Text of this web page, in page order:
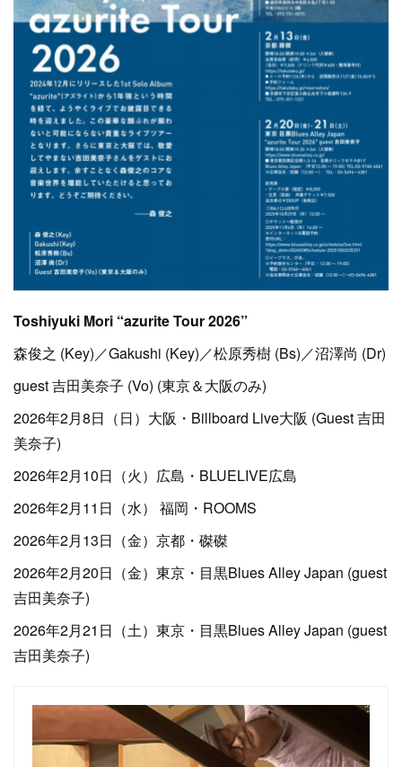
Toshiyuki Mori “azurite Tour 2026”
森俊之 (Key)／Gakushi (Key)／松原秀樹 (Bs)／沼澤尚 (Dr)
guest 吉田美奈子 (Vo) (東京＆大阪のみ)
2026年2月8日（日）大阪・Billboard Live大阪 (Guest 吉田
美奈子)
2026年2月10日（火）広島・BLUELIVE広島
2026年2月11日（水） 福岡・ROOMS
2026年2月13日（金）京都・磔磔
2026年2月20日（金）東京・目黒Blues Alley Japan (guest
吉田美奈子)
2026年2月21日（土）東京・目黒Blues Alley Japan (guest
吉田美奈子)